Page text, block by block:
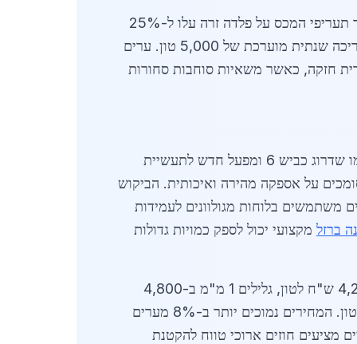
שוק הברזל המגולוון בישראל בשנת 2026 מושפע מגורמים גלובליים ומקומיים כאחד. יבוא מפחית מחירים, אך תעריפי המכס על פלדה זרה עלו ל-25%
כדי להגן על התעשייה המקומית. בקריית מלאכי, הביקוש לשימושים חקלאיים ותעשייתיים גבוה במיוחד, עם צריכה שנתית מוערכת של 5,000 טון. ערים
חזקה, כאשר משאיות סוחבות סחורות
בשנת 2026 צפוי להגיע לשיאים חדשים, מונע מפרויקטים ממשלתיים כמו שדרוג כביש 6 ומפעל חדש לתעשיית
על אספקה מהירה ואיכותית. הביקוש
ומחסנים משתמשים בלוחות מגולוונים לעמידות
ברזל מקצועי יכול לספק כמויות גדולות
באפריל 2026, מחירי הברזל המגולוון בקריית מלאכי יציבים יחסית, עם גלילים בעובי 0.5 מ"מ במחיר של 4,200 ש"ח לטון, גלילים 1 מ"מ ב-4,800
ש"ח לטון, ולוחות 2 מ"מ ב-5,500 ש"ח לטון. פרופילים מגולוונים כמו צינורות 60 מ"מ עולים 6,200 ש"ח לטון. המחירים נמוכים יותר ב-8% מערים
מציעים חוזים ארוכי טווח להקטנת